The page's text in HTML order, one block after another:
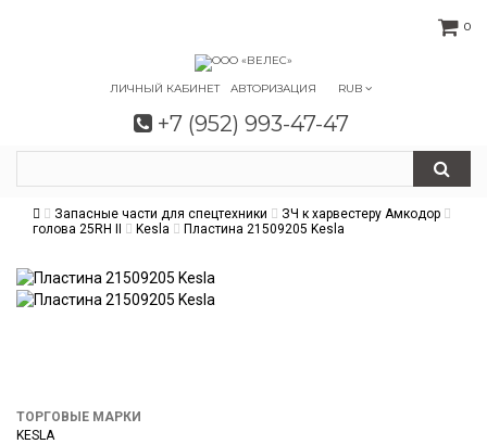
0
ЛИЧНЫЙ КАБИНЕТ АВТОРИЗАЦИЯ RUB
+7 (952) 993-47-47
Запасные части для спецтехники
ЗЧ к харвестеру Амкодор
голова 25RH II
Kesla Пластина 21509205 Kesla
ТОРГОВЫЕ МАРКИ
KESLA